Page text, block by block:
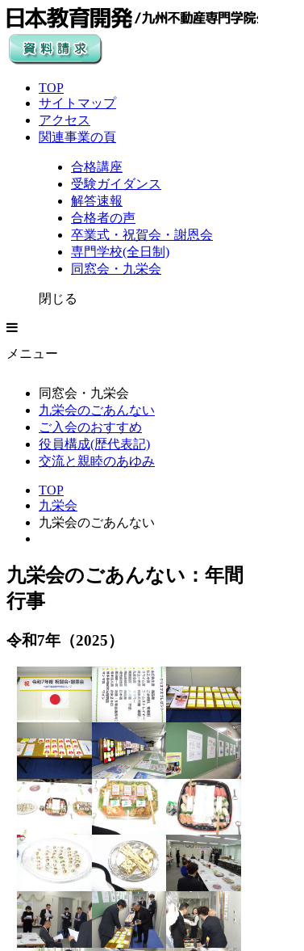
TOP
サイトマップ
アクセス
関連事業の頁
合格講座
受験ガイダンス
解答速報
合格者の声
卒業式・祝賀会・謝恩会
専門学校(全日制)
同窓会・九栄会
閉じる
メニュー
同窓会・九栄会
九栄会のごあんない
ご入会のおすすめ
役員構成(歴代表記)
交流と親睦のあゆみ
TOP
九栄会
九栄会のごあんない
九栄会のごあんない：年間
行事
令和7年（2025）